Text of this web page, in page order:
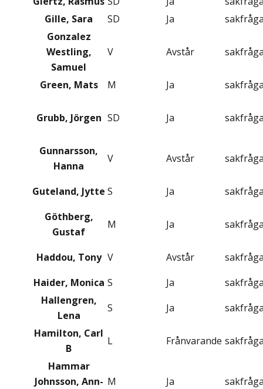
Gille, Sara
SD Ja
Gonzalez
Westling,
Samuel
V Avstår
Green, Mats M Ja
Grubb, Jörgen SD Ja
Gunnarsson,
Hanna
V Avstår
Guteland, Jytte S Ja
Göthberg,
Gustaf
M Ja
Haddou, Tony V Avstår
Haider, Monica S Ja
Hallengren,
Lena
S Ja
Hamilton, Carl
B
L Frånvarande
Hammar
Johnsson, Ann- M Ja